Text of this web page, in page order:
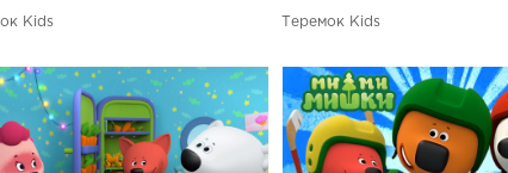
Kids Теремок Kids